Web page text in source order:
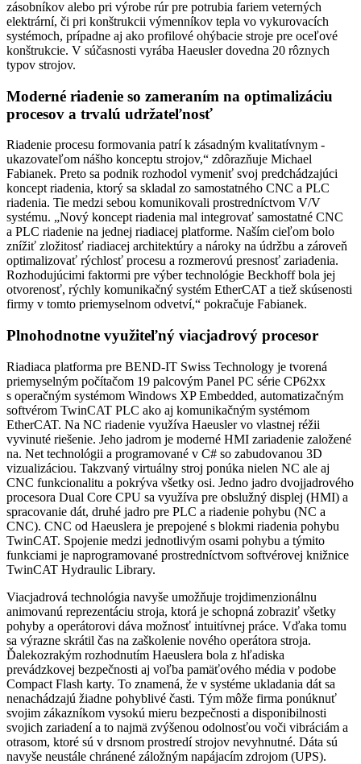
zásobníkov alebo pri výrobe rúr pre potrubia fariem veterných
elektrární, či pri konštrukcii výmenníkov tepla vo ­vykurovacích
systémoch, prípadne aj ako profilové ohýbacie stroje pre ­oceľové
konštrukcie. V súčasnosti vyrába Haeusler dovedna 20 ­rôznych
typov strojov.
Moderné riadenie so zameraním na optimalizáciu
procesov a trvalú udržateľnosť
Riadenie procesu formovania patrí k zásadným kvalitatívnym ­
ukazovateľom nášho konceptu strojov,“ zdôrazňuje Michael
Fabianek. Preto sa podnik rozhodol vymeniť svoj predchádzajúci
koncept riadenia, ktorý sa skladal zo samostatného CNC a PLC
riadenia. Tie medzi sebou komunikovali prostredníctvom V/V
systému. „Nový koncept riadenia mal integrovať samostatné CNC
a PLC riadenie na jednej riadiacej platforme. Naším cieľom bolo
znížiť zložitosť riadiacej architektúry a nároky na údržbu a zároveň
optimalizovať rýchlosť procesu a rozmerovú presnosť zariadenia.
Rozhodujúcimi faktormi pre výber technológie Beckhoff bola jej
otvorenosť, rýchly komunikačný systém EtherCAT a tiež skúsenosti
firmy v tomto priemyselnom odvetví,“ pokračuje Fabianek.
Plnohodnotne využiteľný viacjadrový procesor
Riadiaca platforma pre BEND-IT Swiss Technology je tvorená
priemyselným počítačom 19 palcovým Panel PC série CP62xx
s operačným systémom Windows XP Embedded, automatizačným
softvérom TwinCAT PLC ako aj komunikačným systémom
EtherCAT. Na NC riadenie využíva Haeusler vo vlastnej réžii
vyvinuté riešenie. Jeho jadrom je moderné HMI zariadenie založené
na. Net technológii a programované v C# so zabudovanou 3D
vizualizáciou. Takzvaný virtuálny stroj ponúka nielen NC ale aj
CNC funkcionalitu a pokrýva všetky osi. Jedno jadro dvojjadrového
procesora Dual Core CPU sa využíva pre obslužný displej (HMI) a
spracovanie dát, druhé jadro pre PLC a riadenie pohybu (NC a
CNC). CNC od Haeuslera je prepojené s blokmi riadenia pohybu
TwinCAT. Spojenie medzi jednotlivým osami pohybu a týmito
funkciami je naprogramované prostredníctvom softvérovej knižnice
TwinCAT Hydraulic Library.
Viacjadrová technológia navyše umožňuje trojdimenzionálnu
animovanú reprezentáciu stroja, ktorá je schopná zobraziť všetky
pohyby a operátorovi dáva možnosť intuitívnej práce. Vďaka tomu
sa výrazne skrátil čas na zaškolenie nového operátora stroja.
Ďalekozrakým rozhodnutím Haeuslera bola z hľadiska
prevádzkovej bezpečnosti aj voľba pamäťového média v podobe
Compact Flash karty. To znamená, že v systéme ukladania dát sa
nenachádzajú žiadne pohyblivé časti. Tým môže firma ponúknuť
svojim zákazníkom vysokú mieru bezpečnosti a disponibilnosti
svojich zariadení a to najmä zvýšenou odolnosťou voči vibráciám a
otrasom, ktoré sú v drsnom prostredí strojov nevyhnutné. Dáta sú
navyše neustále chránené záložným napájacím zdrojom (UPS).